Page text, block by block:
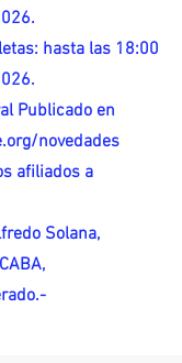
hasta las 18:00
Publicado en
novedades
afiliados a
Solana,